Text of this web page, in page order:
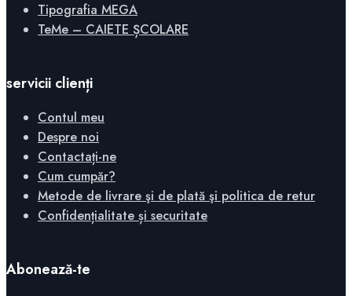
Tipografia MEGA
TeMe – CAIETE ȘCOLARE
servicii clienți
Contul meu
Despre noi
Contactați-ne
Cum cumpăr?
Metode de livrare şi de plată şi politica de retur
Confidențialitate și securitate
Abonează-te